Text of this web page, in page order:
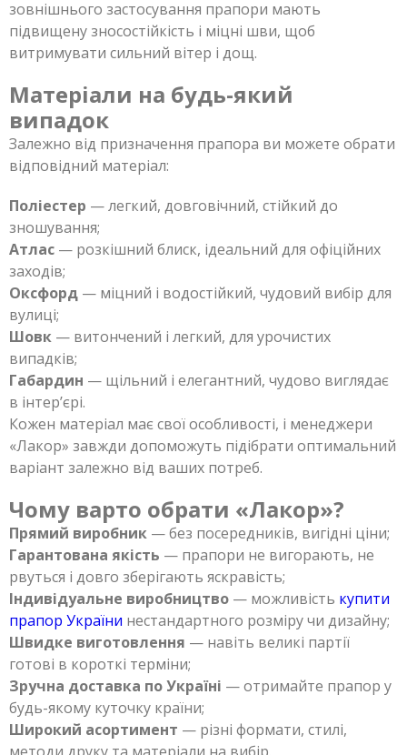
зовнішнього застосування прапори мають
підвищену зносостійкість і міцні шви, щоб
витримувати сильний вітер і дощ.
Матеріали на будь-який
випадок
Залежно від призначення прапора ви можете обрати
відповідний матеріал:
Поліестер — легкий, довговічний, стійкий до
зношування;
Атлас — розкішний блиск, ідеальний для офіційних
заходів;
Оксфорд — міцний і водостійкий, чудовий вибір для
вулиці;
Шовк — витончений і легкий, для урочистих
випадків;
Габардин — щільний і елегантний, чудово виглядає
в інтер’єрі.
Кожен матеріал має свої особливості, і менеджери
«Лакор» завжди допоможуть підібрати оптимальний
варіант залежно від ваших потреб.
Чому варто обрати «Лакор»?
Прямий виробник — без посередників, вигідні ціни;
Гарантована якість — прапори не вигорають, не
рвуться і довго зберігають яскравість;
Індивідуальне виробництво — можливість купити
прапор України нестандартного розміру чи дизайну;
Швидке виготовлення — навіть великі партії
готові в короткі терміни;
Зручна доставка по Україні — отримайте прапор у
будь-якому куточку країни;
Широкий асортимент — різні формати, стилі,